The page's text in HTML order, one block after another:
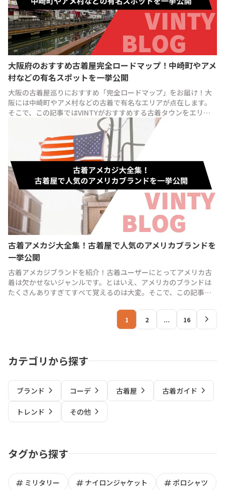
大阪府のおすすめ古着屋完全ロードマップ！中崎町やアメ
村などの有名スポットを一挙公開
大阪の古着屋巡りにおすすめ「完全ロードマップ」をお届け！大
阪には中崎町やアメ村などの古着で有名なエリアが点在します。
そこで、この記事ではVINTYがおすすめする古着タウンをエリア
古着アメカジ大全集！古着屋で人気のアメリカブランドを
一挙公開
古着アメカジブランドを紹介！古着ユーザーにとってアメリカ古
着は欠かせないジャンルです。とはいえ、アメリカのブランドは
たくさんありすぎてすべて覚えるのは大変。そこで、この記事で
1 2 ... 16 chevron_right
カテゴリから探す
ブランド chevron_right コーデ chevron_right 古着屋 chevron_right 古着ガイド chevron_right
トレンド chevron_right その他 chevron_right
タグから探す
tag ミリタリー tag ナイロンジャケット tagポロシャツ